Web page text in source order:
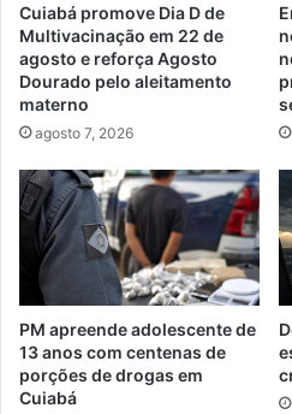
Cuiabá promove Dia D de
Multivacinação em 22 de
agosto e reforça Agosto
Dourado pelo aleitamento
materno
agosto 7, 2026
PM apreende adolescente de
13 anos com centenas de
porções de drogas em
Cuiabá